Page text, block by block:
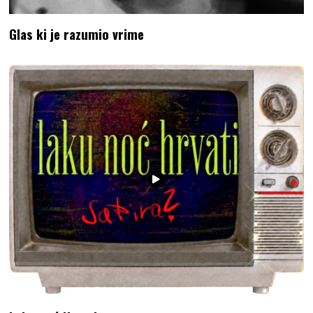
Glas ki je razumio vrime